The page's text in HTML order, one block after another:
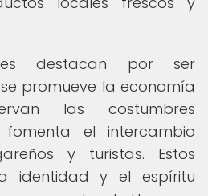
destacan por ser
promueve la economía
las costumbres
el intercambio
y turistas. Estos
identidad y el espíritu